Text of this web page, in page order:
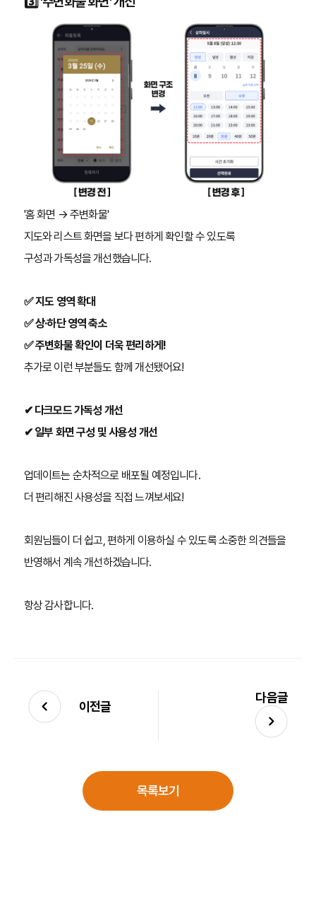
'홈 화면 → 주변화물'
지도와 리스트 화면을 보다 편하게 확인할 수 있도록
구성과 가독성을 개선했습니다.
✅ 지도 영역 확대
✅ 상·하단 영역 축소
✅ 주변화물 확인이 더욱 편리하게!
추가로 이런 부분들도 함께 개선됐어요!
✔ 다크모드 가독성 개선
✔ 일부 화면 구성 및 사용성 개선
업데이트는 순차적으로 배포될 예정입니다.
더 편리해진 사용성을 직접 느껴보세요!
회원님들이 더 쉽고, 편하게 이용하실 수 있도록 소중한 의견들을
반영해서 계속 개선하겠습니다.
항상 감사합니다.
이전글
다음글
목록보기